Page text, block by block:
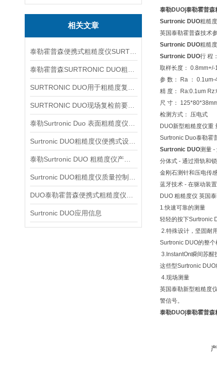
相关文章
Surtronic DUO应用信息
泰勒DUO|泰勒霍普森
Surtronic DUO粗糙
英国泰勒霍普森技术
Surtronic DUO粗糙
Surtronic DUO行 程
取样长度： 0.8mm+/-
参 数： Ra ：
精 度： Ra:0.1um
尺 寸：
检测方式： 压电式
DUO新型粗糙度仪重
Surtronic Duo泰勒霍
Surtronic DUO测量 -
分体式 - 通过滑轨和
金刚石测针和压电传
蓝牙技术 - 在驱动装
DUO 粗糙度仪 英国
1.快速可靠的测量
轻轻的按下Surtronic
2.特殊设计，坚固耐
Surtronic DUO的整
3.InstantOn瞬间苏醒
这些型Surtronic
4.现场测量
英国泰勒新型粗糙度
警信号。
泰勒DUO|泰勒霍普森